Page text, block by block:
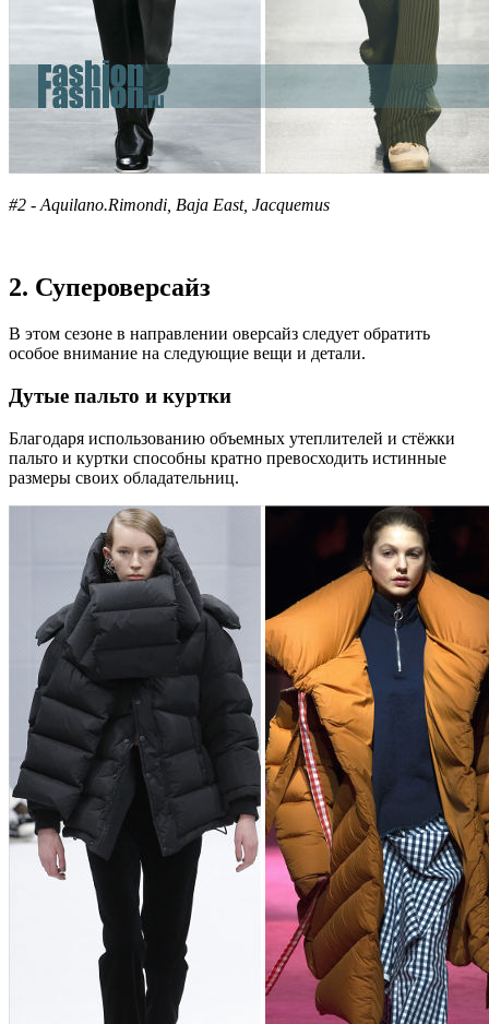
#2 - Aquilano.Rimondi, Baja East, Jacquemus
2. Супероверсайз
В этом сезоне в направлении оверсайз следует обратить
особое внимание на следующие вещи и детали.
Дутые пальто и куртки
Благодаря использованию объемных утеплителей и стёжки
пальто и куртки способны кратно превосходить истинные
размеры своих обладательниц.